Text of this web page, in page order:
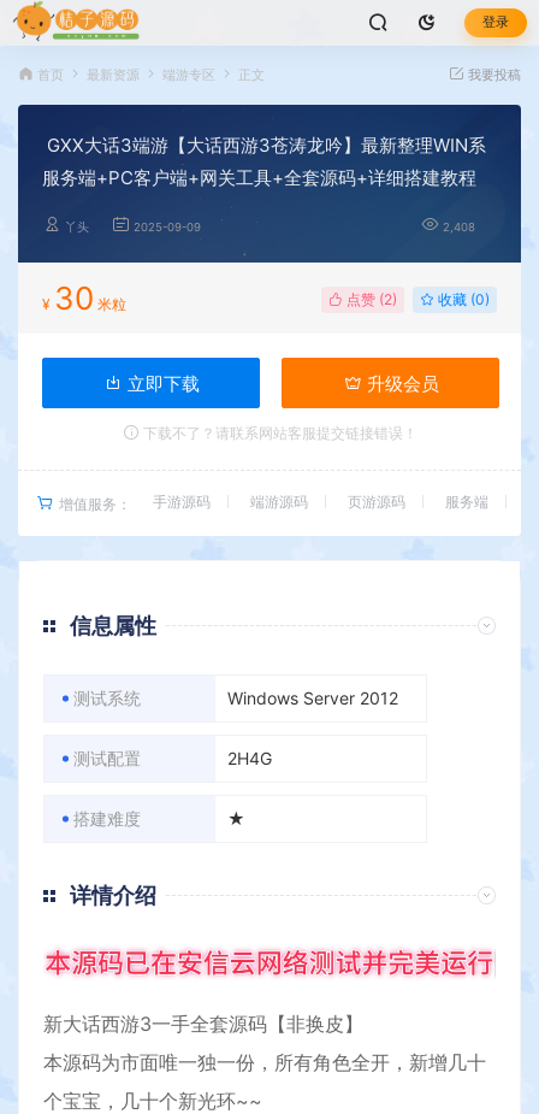
登录
首页 最新资源 端游专区 正文 我要投稿
GXX大话3端游【大话西游3苍涛龙吟】最新整理WIN系
服务端+PC客户端+网关工具+全套源码+详细搭建教程
丫头 2025-09-09 2,408
¥ 30 米粒 点赞 (2) 收藏 (0)
立即下载 升级会员
下载不了？请联系网站客服提交链接错误！
增值服务： 手游源码 端游源码 页游源码 服务端
信息属性
测试系统 Windows Server 2012
测试配置 2H4G
搭建难度 ★
详情介绍
新大话西游3一手全套源码【非换皮】
本源码为市面唯一独一份，所有角色全开，新增几十
个宝宝，几十个新光环~~